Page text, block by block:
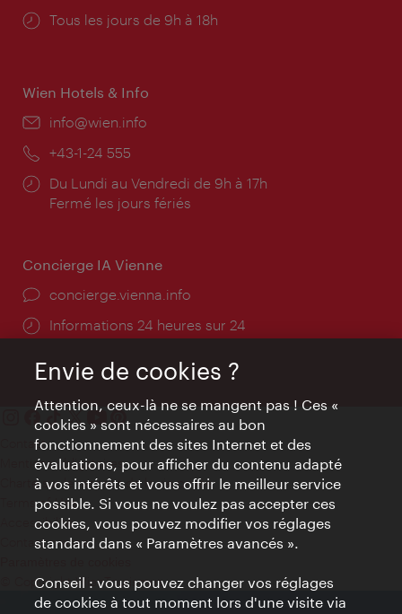
Horaires
Tous les jours de 9h à 18h
Wien Hotels & Info
E-
info@wien.info
Téléphone:
+43-1-24 555
Horaires
d'ouverture:
Du Lundi au Vendredi de 9h à 17h
Fermé les jours fériés
Concierge IA Vienne
Ort:
concierge.vienna.info
Öffnungszeiten:
Informations 24 heures sur 24
Contact
Mentions obligatoires
Charte sur le respect de la vie privée
Terms of Use
Accessibilité
Contact presse
© Copyright WienTourismus
Envie de cookies ?
Attention, ceux-là ne se mangent pas ! Ces «
cookies » sont nécessaires au bon
fonctionnement des sites Internet et des
évaluations, pour afficher du contenu adapté
à vos intérêts et vous offrir le meilleur service
possible. Si vous ne voulez pas accepter ces
cookies, vous pouvez modifier vos réglages
standard dans « Paramètres avancés ».
Conseil : vous pouvez changer vos réglages
de cookies à tout moment lors d'une visite via